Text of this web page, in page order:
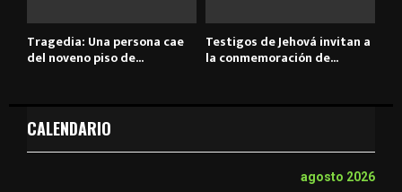
Tragedia: Una persona cae
del noveno piso de...
Testigos de Jehová invitan a
la conmemoración de...
CALENDARIO
agosto 2026